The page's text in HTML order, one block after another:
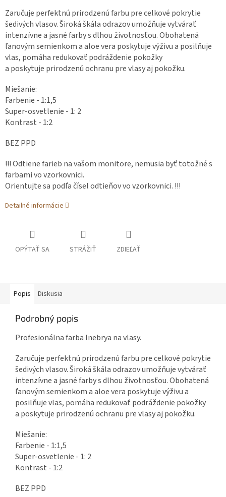
Zaručuje perfektnú prirodzenú farbu pre celkové pokrytie
šedivých vlasov. Široká škála odrazov umožňuje vytvárať
intenzívne a jasné farby s dlhou životnosťou. Obohatená
ľanovým semienkom a aloe vera poskytuje výživu a posilňuje
vlas, pomáha redukovať podráždenie pokožky
a poskytuje prirodzenú ochranu pre vlasy aj pokožku.
Miešanie:
Farbenie - 1:1,5
Super-osvetlenie - 1: 2
Kontrast - 1:2
BEZ PPD
!!! Odtiene farieb na vašom monitore, nemusia byť totožné s
farbami vo vzorkovnici.
Orientujte sa podľa čísel odtieňov vo vzorkovnici. !!!
Detailné informácie
OPÝTAŤ SA STRÁŽIŤ ZDIEĽAŤ
Popis Diskusia
Podrobný popis
Profesionálna farba Inebrya na vlasy.
Zaručuje perfektnú prirodzenú farbu pre celkové pokrytie
šedivých vlasov. Široká škála odrazov umožňuje vytvárať
intenzívne a jasné farby s dlhou životnosťou. Obohatená
ľanovým semienkom a aloe vera poskytuje výživu a
posilňuje vlas, pomáha redukovať podráždenie pokožky
a poskytuje prirodzenú ochranu pre vlasy aj pokožku.
Miešanie:
Farbenie - 1:1,5
Super-osvetlenie - 1: 2
Kontrast - 1:2
BEZ PPD